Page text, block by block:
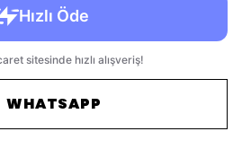
WHATSAPP